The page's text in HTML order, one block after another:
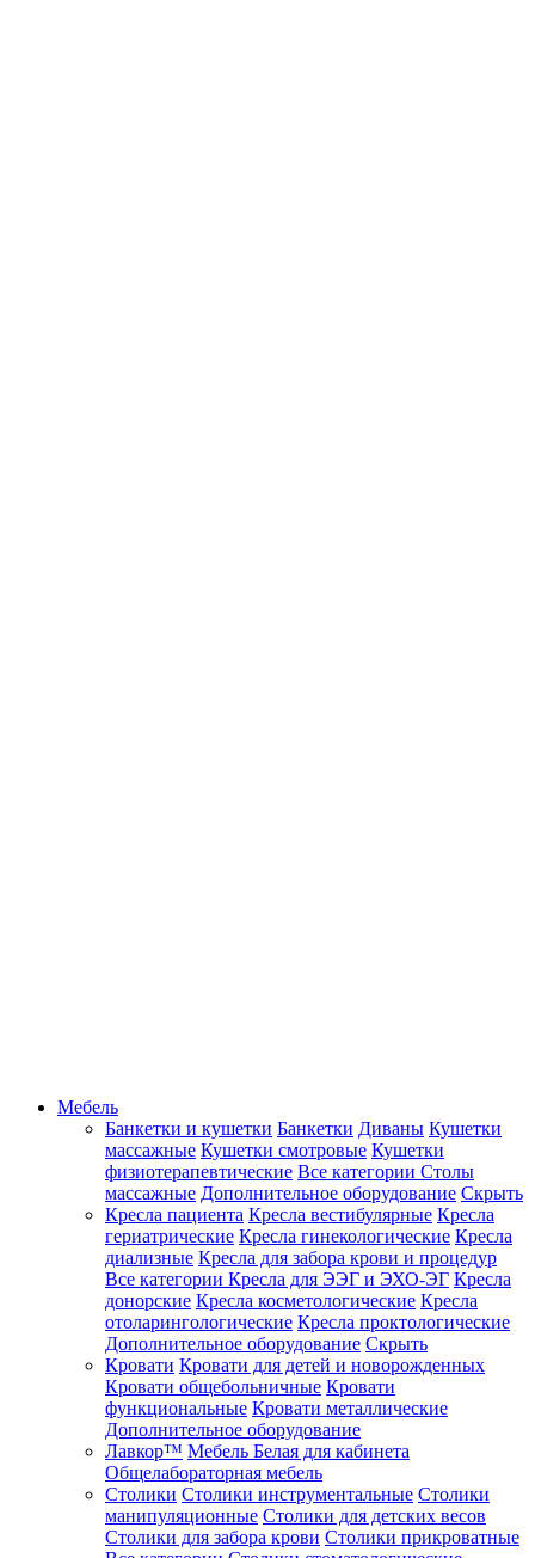
Мебель
Банкетки и кушетки Банкетки Диваны Кушетки
массажные Кушетки смотровые Кушетки
физиотерапевтические Все категории Столы
массажные Дополнительное оборудование Скрыть
Кресла пациента Кресла вестибулярные Кресла
гериатрические Кресла гинекологические Кресла
диализные Кресла для забора крови и процедур
Все категории Кресла для ЭЭГ и ЭХО-ЭГ Кресла
донорские Кресла косметологические Кресла
отоларингологические Кресла проктологические
Дополнительное оборудование Скрыть
Кровати Кровати для детей и новорожденных
Кровати общебольничные Кровати
функциональные Кровати металлические
Дополнительное оборудование
Лавкор™ Мебель Белая для кабинета
Общелабораторная мебель
Столики Столики инструментальные Столики
манипуляционные Столики для детских весов
Столики для забора крови Столики прикроватные